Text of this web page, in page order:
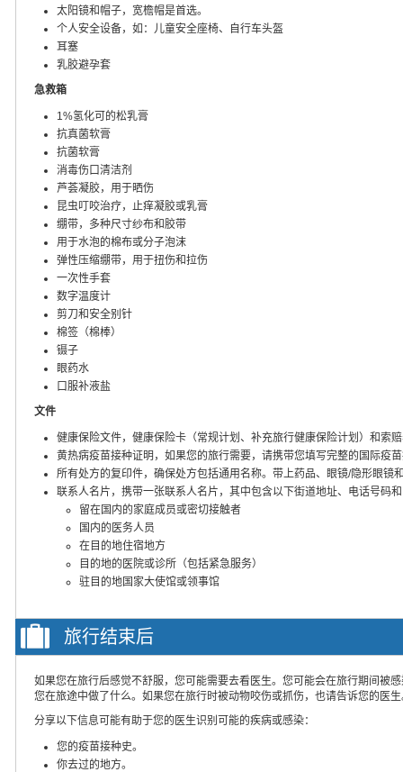
太阳镜和帽子，宽檐帽是首选。
个人安全设备，如：儿童安全座椅、自行车头盔
耳塞
乳胶避孕套
急救箱
1%氢化可的松乳膏
抗真菌软膏
抗菌软膏
消毒伤口清洁剂
芦荟凝胶，用于晒伤
昆虫叮咬治疗，止痒凝胶或乳膏
绷带，多种尺寸纱布和胶带
用于水泡的棉布或分子泡沫
弹性压缩绷带，用于扭伤和拉伤
一次性手套
数字温度计
剪刀和安全别针
棉签（棉棒）
镊子
眼药水
口服补液盐
文件
健康保险文件，健康保险卡（常规计划、补充旅行健康保险计划）和索
黄热病疫苗接种证明，如果您的旅行需要，请携带您填写完整的国际疫
所有处方的复印件，确保处方包括通用名称。带上药品、眼镜/隐形眼镜
联系人名片，携带一张联系人名片，其中包含以下街道地址、电话号码
留在国内的家庭成员或密切接触者
国内的医务人员
在目的地住宿地方
目的地的医院或诊所（包括紧急服务）
驻目的地国家大使馆或领事馆
旅行结束后
如果您在旅行后感觉不舒服，您可能需要去看医生。您可能会在旅行期间被
您在旅途中做了什么。如果您在旅行时被动物咬伤或抓伤，也请告诉您的医
分享以下信息可能有助于您的医生识别可能的疾病或感染：
您的疫苗接种史。
你去过的地方。